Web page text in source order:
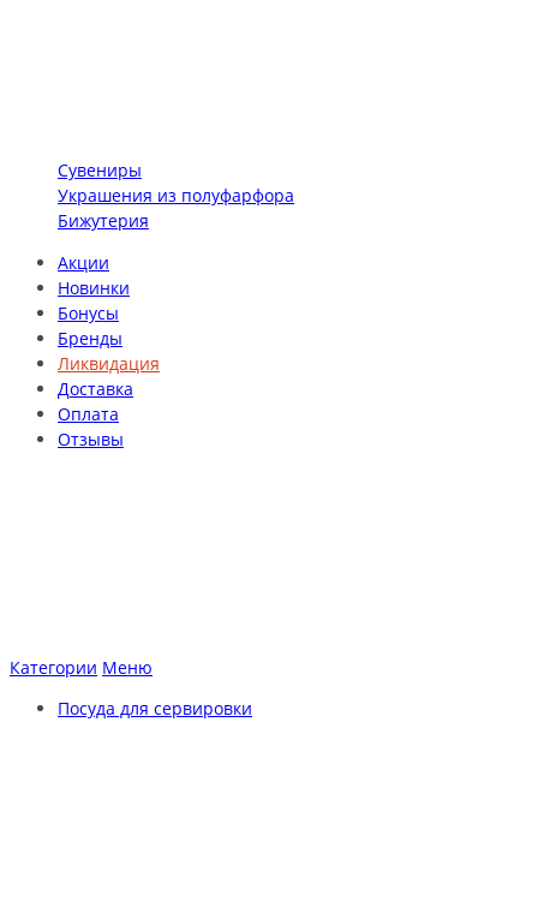
Сувениры
Украшения из полуфарфора
Бижутерия
Акции
Новинки
Бонусы
Бренды
Ликвидация
Доставка
Оплата
Отзывы
Категории Меню
Посуда для сервировки